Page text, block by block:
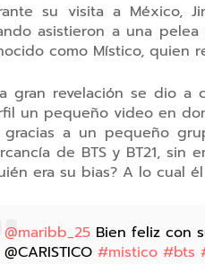
su visita a México,
asistieron a una
como Místico, quien
gran revelación se dio a
un pequeño video en
gracias a un pequeño
de BTS y BT21, sin
era su bias? A lo cual
@maribb_25 Bien feliz con
@CARISTICO #mistico #bts